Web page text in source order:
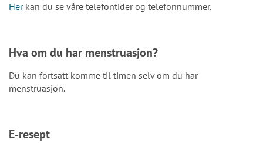
Herkan du se våre telefontider og telefonnummer.
Hva om du har menstruasjon?
Du kan fortsatt komme til timen selv om du har
menstruasjon.
E-resept